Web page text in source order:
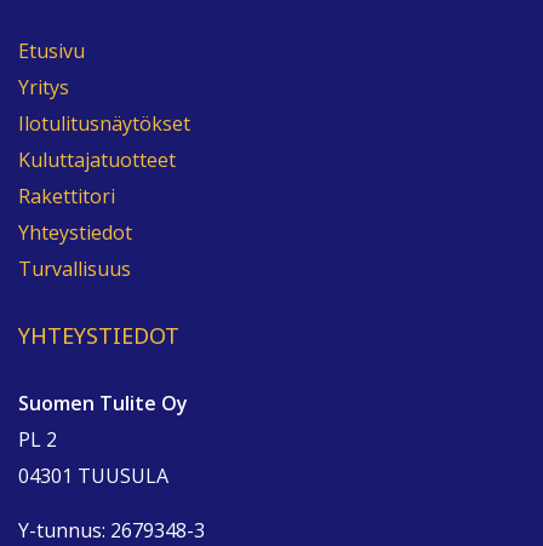
Etusivu
Yritys
Ilotulitusnäytökset
Kuluttajatuotteet
Rakettitori
Yhteystiedot
Turvallisuus
YHTEYSTIEDOT
Suomen Tulite Oy
PL 2
04301 TUUSULA
Y-tunnus: 2679348-3